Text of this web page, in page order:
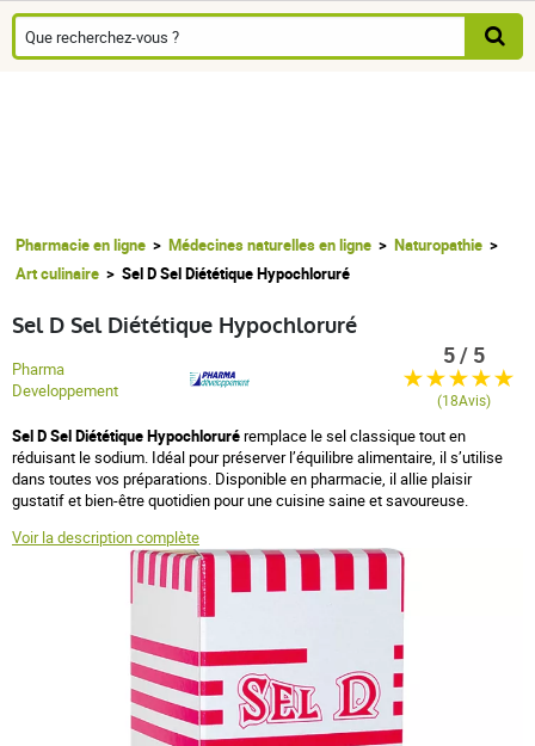
Pharmacie en ligne Médecines naturelles en ligne
Naturopathie
Art culinaire
Sel D Sel Diététique Hypochloruré
Sel D Sel Diététique Hypochloruré
Pharma
Developpement
Sel D Sel Diététique Hypochloruréremplace le sel classique tout en
réduisant le sodium. Idéal pour préserver l’équilibre alimentaire, il s’utilise
dans toutes vos préparations. Disponible en pharmacie, il allie plaisir
gustatif et bien-être quotidien pour une cuisine saine et savoureuse.
Voir la description complète
5 / 5
(18Avis)